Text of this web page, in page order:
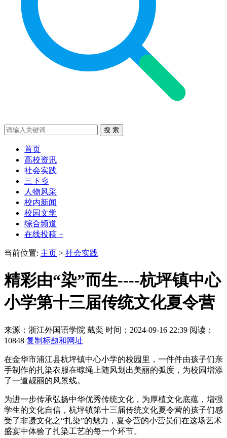
首页
高校资讯
社会实践
三下乡
人物风采
校内新闻
校园文学
综合频道
在线投稿 +
当前位置: 主页 > 社会实践
精彩由“染”而生----杭坪镇中心
小学第十三届传统文化夏令营
来源：浙江外国语学院 戴奕 时间：2024-09-16 22:39 阅读：
10848 复制标题和网址
在金华市浦江县杭坪镇中心小学的校园里，一件件由孩子们亲
手制作的扎染衣服在晾绳上随风划出美丽的弧度，为校园增添
了一道靓丽的风景线。
为进一步传承弘扬中华优秀传统文化，为厚植文化底蕴，增强
学生的文化自信，杭坪镇第十三届传统文化夏令营的孩子们感
受了非遗文化之“扎染”的魅力，夏令营的小营员们在这场艺术
盛宴中体验了扎染工艺的每一个环节。